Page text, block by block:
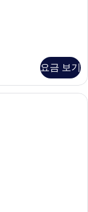
요금 보기
룸 | 거실 공간 | 디지털